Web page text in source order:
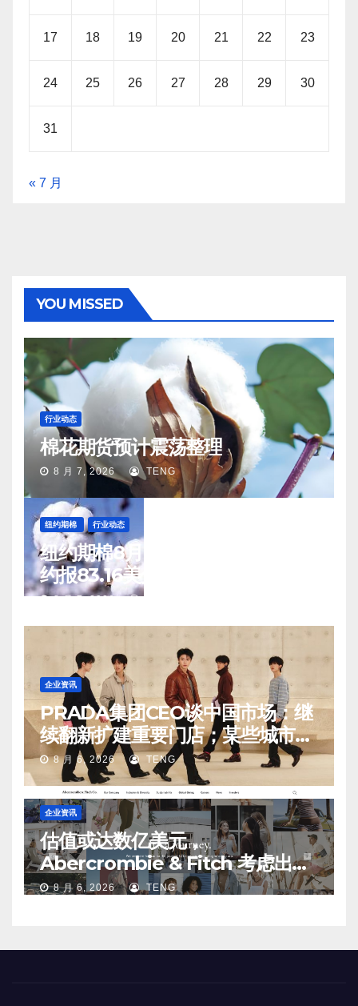
17 18 19 20 21 22 23
24 25 26 27 28 29 30
31
« 7 月
YOU MISSED
行业动态
棉花期货预计震荡整理
8 月 7, 2026 TENG
纽约期棉 行业动态
纽约期棉8月6日(周四)收涨12月合
约报83.16美分/磅
8 月 7, 2026 TENG
企业资讯
PRADA集团CEO谈中国市场：继
续翻新扩建重要门店；某些城市的
第二、第三店不再有价值
8 月 6, 2026 TENG
企业资讯
估值或达数亿美元，
Abercrombie & Fitch 考虑出售
中国业务部分股权
8 月 6, 2026 TENG